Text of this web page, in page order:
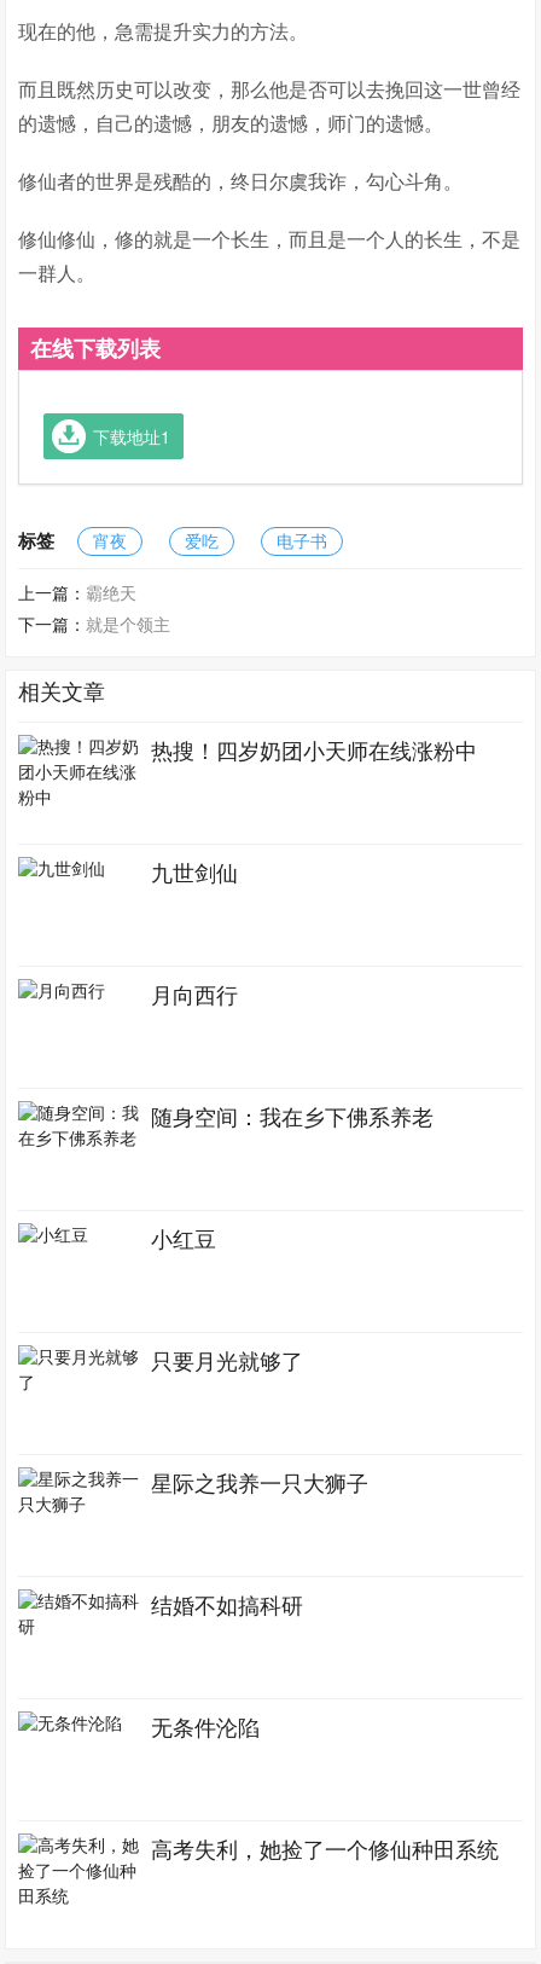
现在的他，急需提升实力的方法。
而且既然历史可以改变，那么他是否可以去挽回这一世曾经
的遗憾，自己的遗憾，朋友的遗憾，师门的遗憾。
修仙者的世界是残酷的，终日尔虞我诈，勾心斗角。
修仙修仙，修的就是一个长生，而且是一个人的长生，不是
一群人。
在线下载列表
下载地址1
标签 宵夜 爱吃 电子书
上一篇： 霸绝天
下一篇： 就是个领主
相关文章
热搜！四岁奶团小天师在线涨粉中
九世剑仙
月向西行
随身空间：我在乡下佛系养老
小红豆
只要月光就够了
星际之我养一只大狮子
结婚不如搞科研
无条件沦陷
高考失利，她捡了一个修仙种田系统